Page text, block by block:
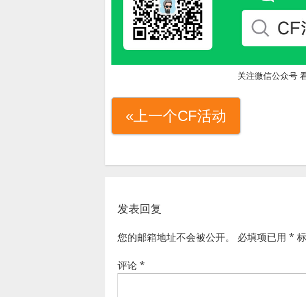
关注微信公众号
«上一个CF活动
发表回复
您的邮箱地址不会被公开。 必填项已用 *
评论*